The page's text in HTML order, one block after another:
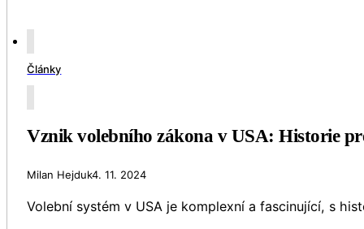
Články
Vznik volebního zákona v USA: Historie
Milan Hejduk4. 11. 2024
Volební systém v USA je komplexní a fascinující, s